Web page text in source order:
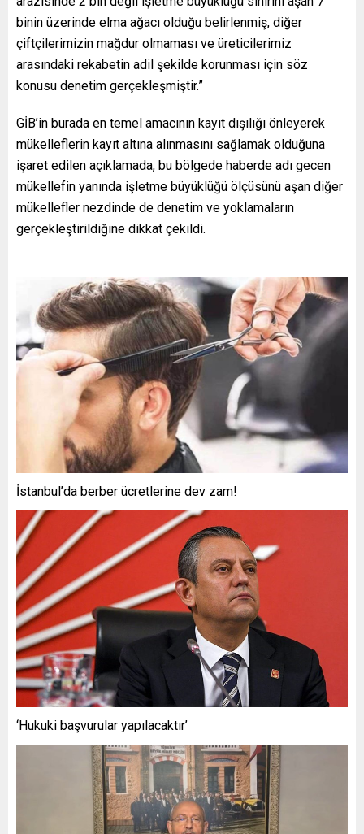
binin üzerinde elma ağacı olduğu belirlenmiş, diğer
çiftçilerimizin mağdur olmaması ve üreticilerimiz
arasındaki rekabetin adil şekilde korunması için söz
konusu denetim gerçekleşmiştir.”
GİB’in burada en temel amacının kayıt dışılığı önleyerek
mükelleflerin kayıt altına alınmasını sağlamak olduğuna
işaret edilen açıklamada, bu bölgede haberde adı gecen
mükellefin yanında işletme büyüklüğü ölçüsünü aşan diğer
mükellefler nezdinde de denetim ve yoklamaların
gerçekleştirildiğine dikkat çekildi.
İstanbul’da berber ücretlerine dev zam!
‘Hukuki başvurular yapılacaktır’